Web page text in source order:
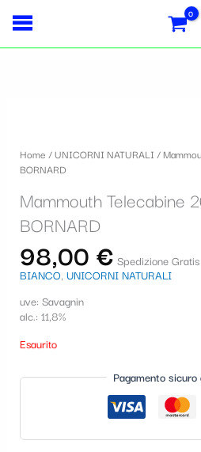
contenuto
Home /UNICORNI NATURALI /
BORNARD
Mammouth Telecabine
BORNARD
98,00 € Spedizione
BIANCO, UNICORNI NATURALI
uve: Savagnin
alc.: 11,8%
Esaurito
Pagamento
S
o
n
c
a
o